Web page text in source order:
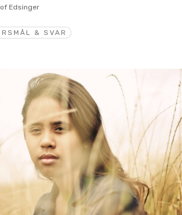
& SVAR
Edsinger